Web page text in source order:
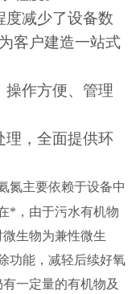
度减少了设备数
客户建造一站式
操作方便、管理
理，全面提供环
氮主要依赖于设备中
*，由于污水有机物
生物为兼性微生
功能，减轻后续好氧
一定量的有机物及